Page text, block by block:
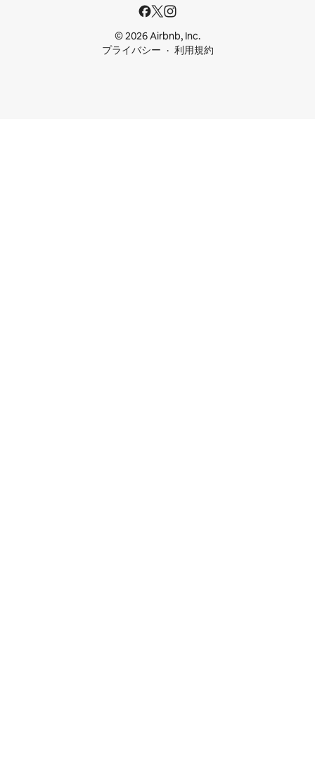
© 2026 Airbnb, Inc.
プライバシー
利用規約